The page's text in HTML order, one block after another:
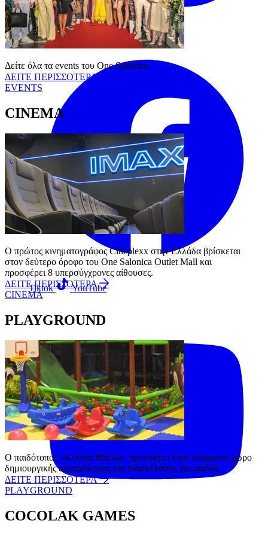
Δείτε όλα τα events του One Salonica
ΔΕΙΤΕ ΠΕΡΙΣΣΟΤΕΡΑ
EVENTS
CINEMA
Ο πρώτος κινηματογράφος Cineplexx στην Ελλάδα βρίσκεται
στον δεύτερο όροφο του One Salonica Outlet Mall και
προσφέρει 8 υπερσύγχρονες αίθουσες.
ΔΕΙΤΕ ΠΕΡΙΣΣΟΤΕΡΑ
CINEMA
PLAYGROUND
Ο παιδότοπος «Κούνια Μπέλα» προσφέρει έναν σύγχρονο χώρο
δημιουργικής απασχόλησης και διασκέδασης για παιδιά.
ΔΕΙΤΕ ΠΕΡΙΣΣΟΤΕΡΑ
PLAYGROUND
COCOLAK GAMES
Facebook
Tiktok YouTube